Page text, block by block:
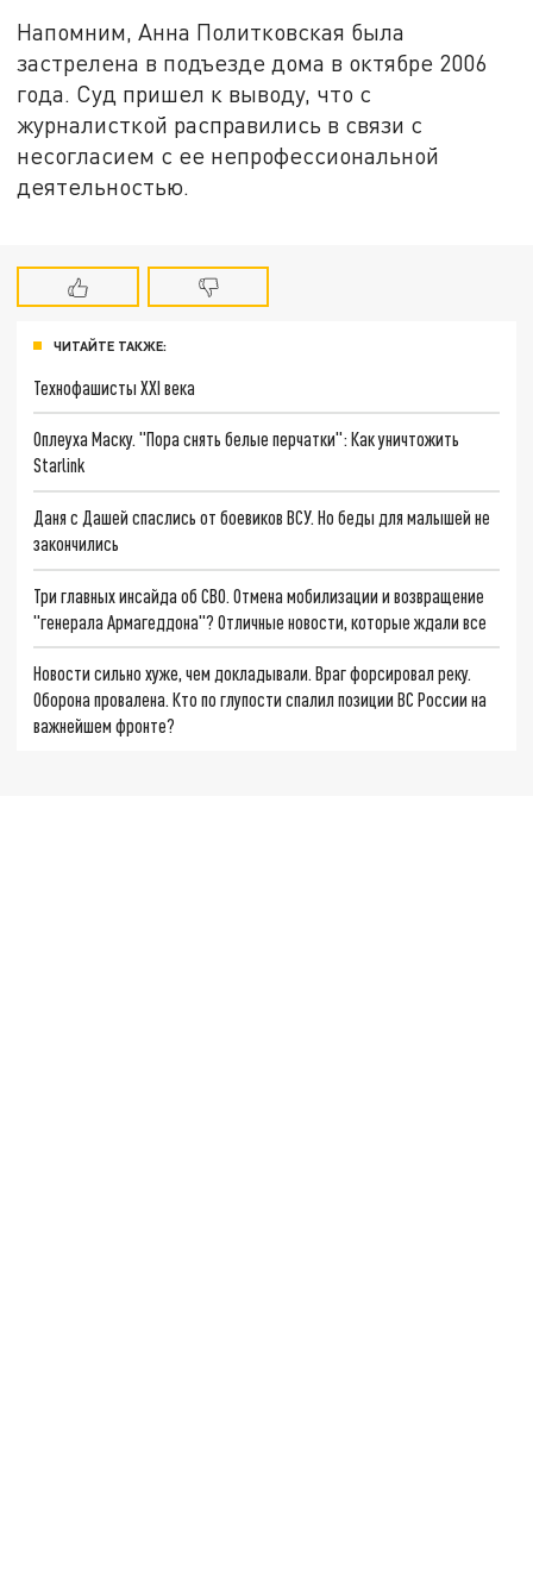
Напомним, Анна Политковская была
застрелена в подъезде дома в октябре 2006
года. Суд пришел к выводу, что с
журналисткой расправились в связи с
несогласием с ее непрофессиональной
деятельностью.
ЧИТАЙТЕ ТАКЖЕ:
Технофашисты XXI века
Оплеуха Маску. "Пора снять белые перчатки": Как уничтожить
Starlink
Даня с Дашей спаслись от боевиков ВСУ. Но беды для малышей не
закончились
Три главных инсайда об СВО. Отмена мобилизации и возвращение
"генерала Армагеддона"? Отличные новости, которые ждали все
Новости сильно хуже, чем докладывали. Враг форсировал реку.
Оборона провалена. Кто по глупости спалил позиции ВС России на
важнейшем фронте?